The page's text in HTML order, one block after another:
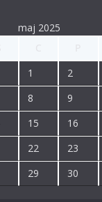
maj 2025
1
2
8 9
15 16
22 23
29 30